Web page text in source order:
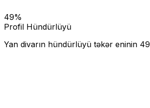
49%
Profil Hündürlüyü
Yan divarın hündürlüyü təkər eninin 49